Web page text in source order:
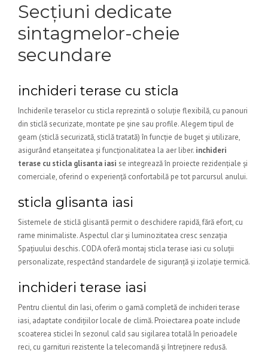
Secțiuni dedicate
sintagmelor-cheie
secundare
inchideri terase cu sticla
Inchiderile teraselor cu sticla reprezintă o soluție flexibilă, cu panouri
din sticlă securizate, montate pe șine sau profile. Alegem tipul de
geam (sticlă securizată, sticlă tratată) în funcție de buget și utilizare,
asigurând etanșeitatea și funcționalitatea la aer liber. inchideri
terase cu sticla glisanta iasi se integrează în proiecte rezidențiale și
comerciale, oferind o experiență confortabilă pe tot parcursul anului.
sticla glisanta iasi
Sistemele de sticlă glisantă permit o deschidere rapidă, fără efort, cu
rame minimaliste. Aspectul clar și luminozitatea cresc senzația
Spațiuului deschis. CODA oferă montaj sticla terase iasi cu soluții
personalizate, respectând standardele de siguranță și izolație termică.
inchideri terase iasi
Pentru clientul din Iasi, oferim o gamă completă de inchideri terase
iasi, adaptate condițiilor locale de climă. Proiectarea poate include
scoaterea sticlei în sezonul cald sau sigilarea totală în perioadele
reci, cu garnituri rezistente la telecomandă și întreținere redusă.